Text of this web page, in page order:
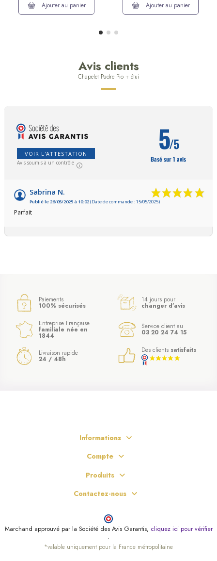
Ajouter au panier
Ajouter au panier
Avis clients
Chapelet Padre Pio + étui
VOIR L'ATTESTATION
Avis soumis à un contrôle
5/5
Basé sur 1 avis
Sabrina N.
Publié le 26/05/2025 à 10:02(Date de commande : 15/05/2025)
Parfait
Paiements
100% sécurisés
14 jours pour
changer d’avis
Entreprise Française
familiale née en
1844
Service client au
03 20 24 74 15
Livraison rapide
24 / 48h
Des clients satisfaits
Informations
Compte
Produits
Contactez-nous
Marchand approuvé par la Société des Avis Garantis, cliquez ici pour vérifier
.
*valable uniquement pour la France métropolitaine